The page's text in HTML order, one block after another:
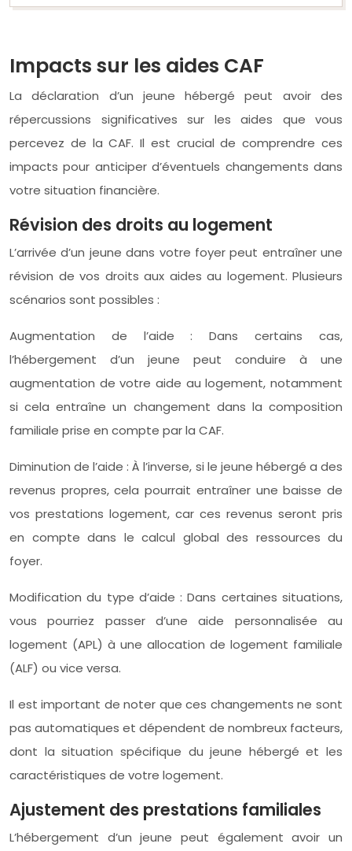
Impacts sur les aides CAF
La déclaration d’un jeune hébergé peut avoir des
répercussions significatives sur les aides que vous
percevez de la CAF. Il est crucial de comprendre ces
impacts pour anticiper d’éventuels changements dans
votre situation financière.
Révision des droits au logement
L’arrivée d’un jeune dans votre foyer peut entraîner une
révision de vos droits aux aides au logement. Plusieurs
scénarios sont possibles :
Augmentation de l’aide : Dans certains cas,
l’hébergement d’un jeune peut conduire à une
augmentation de votre aide au logement, notamment
si cela entraîne un changement dans la composition
familiale prise en compte par la CAF.
Diminution de l’aide : À l’inverse, si le jeune hébergé a des
revenus propres, cela pourrait entraîner une baisse de
vos prestations logement, car ces revenus seront pris
en compte dans le calcul global des ressources du
foyer.
Modification du type d’aide : Dans certaines situations,
vous pourriez passer d’une aide personnalisée au
logement (APL) à une allocation de logement familiale
(ALF) ou vice versa.
Il est important de noter que ces changements ne sont
pas automatiques et dépendent de nombreux facteurs,
dont la situation spécifique du jeune hébergé et les
caractéristiques de votre logement.
Ajustement des prestations familiales
L’hébergement d’un jeune peut également avoir un